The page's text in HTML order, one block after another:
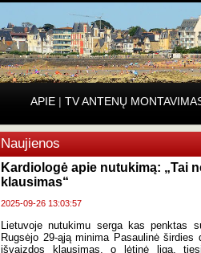
APIE | TV ANTENŲ
Naujienos
Kardiologė apie nutukimą: „Tai
klausimas“
2025-09-26 13:03:57
Lietuvoje nutukimu serga kas penktas
Rugsėjo 29-ąją minima Pasaulinė
išvaizdos klausimas, o lėtinė liga,